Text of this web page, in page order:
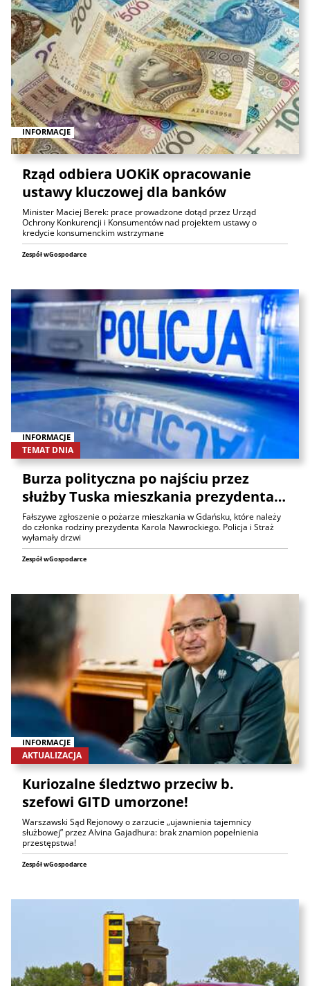
INFORMACJE
Rząd odbiera UOKiK opracowanie
ustawy kluczowej dla banków
Minister Maciej Berek: prace prowadzone dotąd przez Urząd
Ochrony Konkurencji i Konsumentów nad projektem ustawy o
kredycie konsumenckim wstrzymane
Zespół wGospodarce
INFORMACJE
TEMAT DNIA
Burza polityczna po najściu przez
służby Tuska mieszkania prezydenta…
Fałszywe zgłoszenie o pożarze mieszkania w Gdańsku, które należy
do członka rodziny prezydenta Karola Nawrockiego. Policja i Straż
wyłamały drzwi
Zespół wGospodarce
INFORMACJE
AKTUALIZACJA
Kuriozalne śledztwo przeciw b.
szefowi GITD umorzone!
Warszawski Sąd Rejonowy o zarzucie „ujawnienia tajemnicy
służbowej” przez Alvina Gajadhura: brak znamion popełnienia
przestępstwa!
Zespół wGospodarce